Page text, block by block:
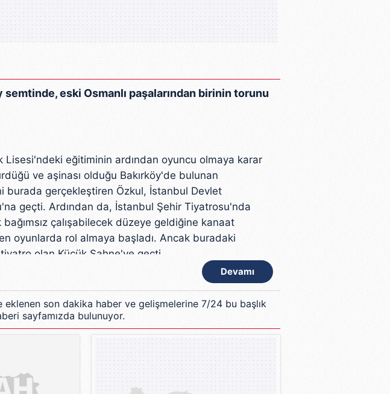
eski Osmanlı paşalarından birinin torunu
Devamı
eğitiminin ardından oyuncu olmaya karar
ve aşinası olduğu Bakırköy'de bulunan
burada gerçekleştiren Özkul, İstanbul Devlet
geçti. Ardından da, İstanbul Şehir Tiyatrosu'nda
çalışabilecek düzeye geldiğine kanaat
oyunlarda rol almaya başladı. Ancak buradaki
olan Küçük Sahne'ye geçti.
noktası oldu. Çünkü, ilk defa önemli bir oyunda rol
Cahit Irgat gibi güçlü oyuncularla, yönetmenliğini
uyarlanan "Fareler ve İnsanlar"da oynadı.
ayrıca, "Yarış", "Onikinci Gece", "Aşağıdan
sonuna denk düşen Özkul, askerliğini yaptığı
son dakika haber ve gelişmelerine 7/24 bu başlık
sayfamızda bulunuyor.